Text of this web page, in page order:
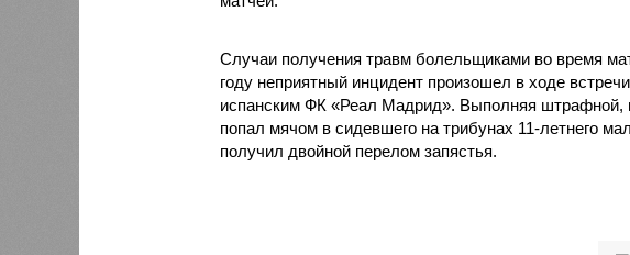
Случаи получения травм болельщиками во время
году неприятный инцидент произошел в ходе
испанским ФК «Реал Мадрид». Выполняя штрафной,
попал мячом в сидевшего на трибунах 11-летнего
получил двойной перелом запястья.